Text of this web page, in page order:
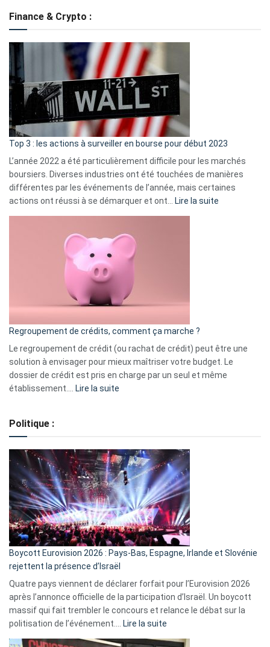
Finance & Crypto :
Top 3 : les actions à surveiller en bourse pour début 2023
L’année 2022 a été particulièrement difficile pour les marchés
boursiers. Diverses industries ont été touchées de manières
différentes par les événements de l’année, mais certaines
actions ont réussi à se démarquer et ont…
Lire la suite
début
2023
Regroupement de crédits, comment ça marche ?
Le regroupement de crédit (ou rachat de crédit) peut être une
solution à envisager pour mieux maîtriser votre budget. Le
dossier de crédit est pris en charge par un seul et même
établissement.…
Lire la suite
ça
marche
?
Politique :
Boycott Eurovision 2026 : Pays-Bas, Espagne, Irlande et Slovénie
rejettent la présence d’Israël
Quatre pays viennent de déclarer forfait pour l’Eurovision 2026
après l’annonce officielle de la participation d’Israël. Un boycott
massif qui fait trembler le concours et relance le débat sur la
politisation de l’événement.…
Lire la suite